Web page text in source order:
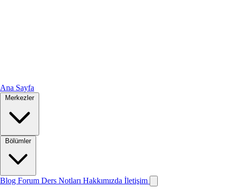
Ana Sayfa
Merkezler
Bölümler
Blog Forum Ders Notları Hakkımızda İletişim